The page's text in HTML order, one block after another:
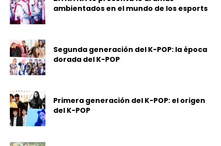
ambientados en el mundo de los esports
Segunda generación del K-POP: la época
dorada del K-POP
Primera generación del K-POP: el origen
del K-POP